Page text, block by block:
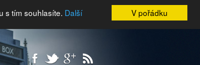
V pořádku
s tím souhlasíte. Další